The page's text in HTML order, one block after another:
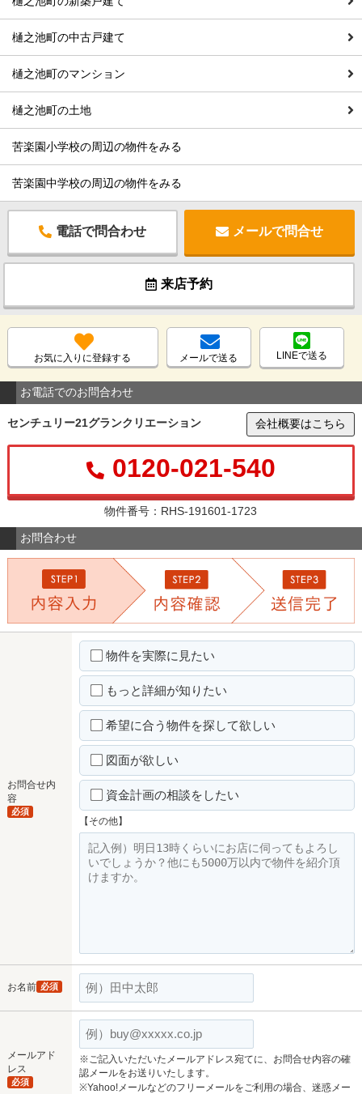
樋之池町の中古戸建て
樋之池町のマンション
樋之池町の土地
苦楽園小学校の周辺の物件をみる
苦楽園中学校の周辺の物件をみる
電話で問合わせ メールで問合せ
来店予約
お気に入りに登録する メールで送る LINEで送る
お電話でのお問合わせ
センチュリー21グランクリエーション 会社概要はこちら
0120-021-540
物件番号：RHS-191601-1723
お問合わせ
お問合せ内
容
必須
物件を実際に見たい
もっと詳細が知りたい
希望に合う物件を探して欲しい
図面が欲しい
資金計画の相談をしたい
【その他】
お名前 必須
メールアド
レス
必須
※ご記入いただいたメールアドレス宛てに、お問合せ内容の確
認メールをお送りいたします。
※Yahoo!メールなどのフリーメールをご利用の場合、迷惑メー